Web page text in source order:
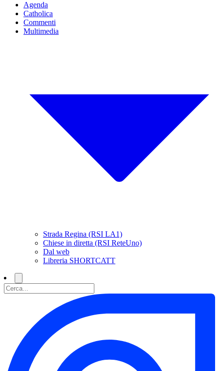
Agenda
Catholica
Commenti
Multimedia
Strada Regina (RSI LA1)
Chiese in diretta (RSI ReteUno)
Dal web
Libreria SHORTCATT